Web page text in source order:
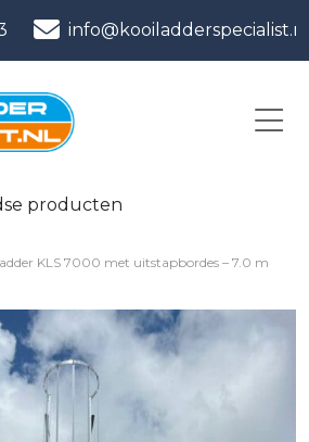
info@kooiladderspecialist.nl
producten
KLS 7000 met uitstapbordes – 7.0 m